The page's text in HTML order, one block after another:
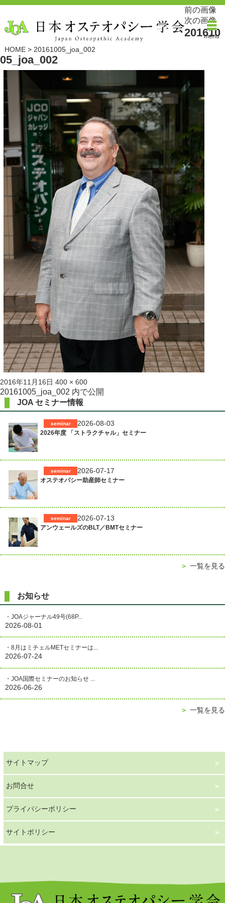
menu
HOME> 20161005_joa_002
前の画像
次の画像
201610
05_joa_002
投
稿
2016年11月16日 フ
ル
サ
イ
ズ
400 × 600
投
稿
ナ
ビ
ゲ
シ
ョ
ン
20161005_joa_002 内で公開
JOA セミナー情報
2026-08-03
seminar
2026年度 「ストラクチャル」セミナー
2026-07-17
seminar
オステオパシー助産師セミナー
2026-07-13
seminar
アンウェールズのBLT／BMTセミナー
＞ 一覧を見る
お知らせ
・JOAジャーナル49号(68P...
2026-08-01
・8月はミチェルMETセミナーは...
2026-07-24
・JOA国際セミナーのお知らせ ...
2026-06-26
＞ 一覧を見る
サイトマップ
お問合せ
プライバシーポリシー
サイトポリシー